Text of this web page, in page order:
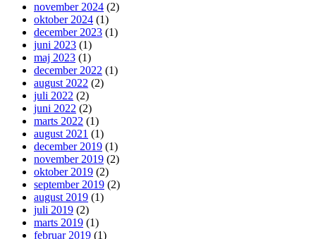
november 2024 (2)
oktober 2024 (1)
december 2023 (1)
juni 2023 (1)
maj 2023 (1)
december 2022 (1)
august 2022 (2)
juli 2022 (2)
juni 2022 (2)
marts 2022 (1)
august 2021 (1)
december 2019 (1)
november 2019 (2)
oktober 2019 (2)
september 2019 (2)
august 2019 (1)
juli 2019 (2)
marts 2019 (1)
februar 2019 (1)